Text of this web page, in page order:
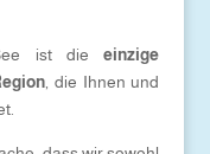
ist dieeinzige
, die Ihnen und